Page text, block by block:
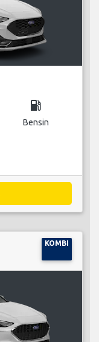
local_gas_station
Bensin
KOMBI